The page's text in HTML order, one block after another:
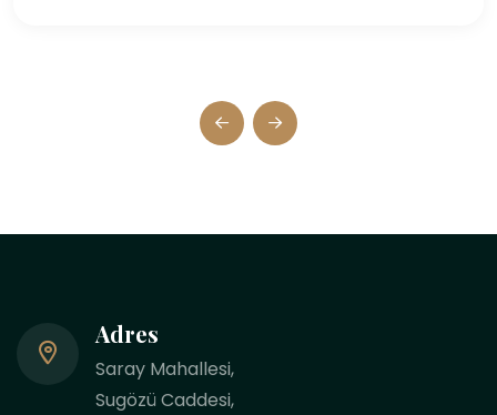
Adres
Saray Mahallesi,
Sugözü Caddesi,